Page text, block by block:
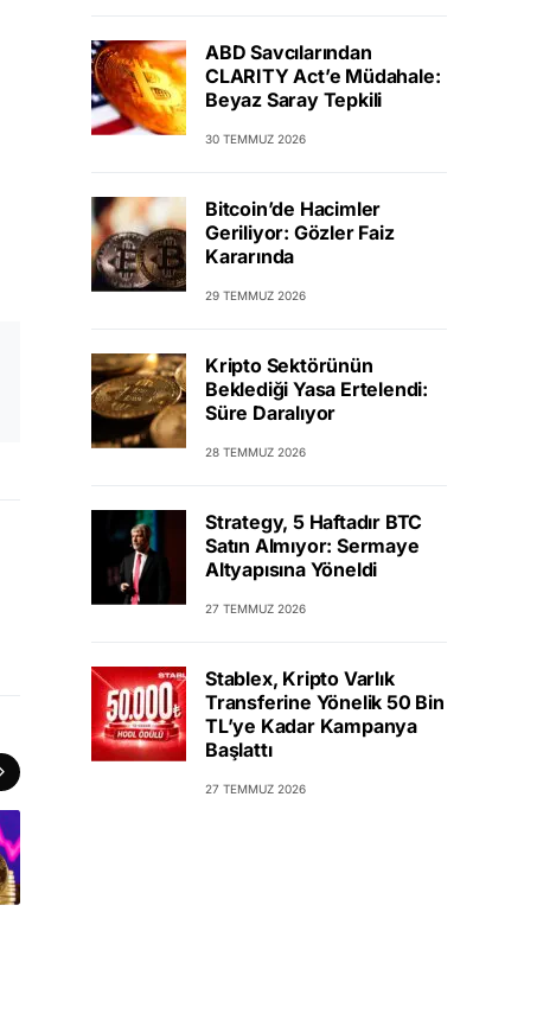
ABD Savcılarından
CLARITY Act’e Müdahale:
Beyaz Saray Tepkili
30 TEMMUZ 2026
Bitcoin’de Hacimler
Geriliyor: Gözler Faiz
Kararında
29 TEMMUZ 2026
Kripto Sektörünün
Beklediği Yasa Ertelendi:
Süre Daralıyor
28 TEMMUZ 2026
Strategy, 5 Haftadır BTC
Satın Almıyor: Sermaye
Altyapısına Yöneldi
27 TEMMUZ 2026
Stablex, Kripto Varlık
Transferine Yönelik 50 Bin
TL’ye Kadar Kampanya
Başlattı
27 TEMMUZ 2026